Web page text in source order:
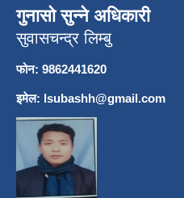
गुनासो सुन्ने अधिकारी
सुवासचन्द्र लिम्बु
फोन: 9862441620
इमेल: lsubashh@gmail.com